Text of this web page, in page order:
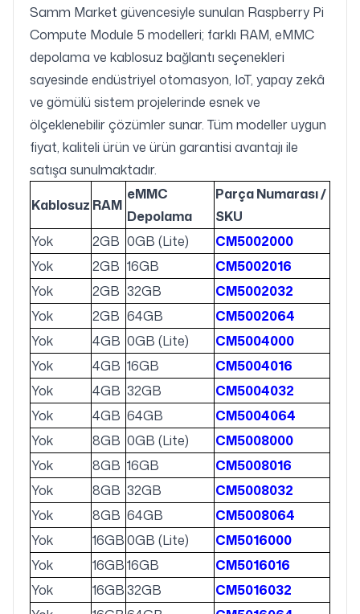
Samm Market güvencesiyle sunulan Raspberry Pi
Compute Module 5 modelleri; farklı RAM, eMMC
depolama ve kablosuz bağlantı seçenekleri
sayesinde endüstriyel otomasyon, IoT, yapay zekâ
ve gömülü sistem projelerinde esnek ve
ölçeklenebilir çözümler sunar. Tüm modeller uygun
fiyat, kaliteli ürün ve ürün garantisi avantajı ile
satışa sunulmaktadır.
Kablosuz RAM
eMMC
Depolama
Parça Numarası /
SKU
Yok
2GB 0GB (Lite)
CM5002000
Yok
2GB 16GB
CM5002016
Yok
2GB 32GB
CM5002032
Yok
2GB 64GB
CM5002064
Yok
4GB 0GB (Lite)
CM5004000
Yok
4GB 16GB
CM5004016
Yok
4GB 32GB
CM5004032
Yok
4GB 64GB
CM5004064
Yok
8GB 0GB (Lite)
CM5008000
Yok
8GB 16GB
CM5008016
Yok
8GB 32GB
CM5008032
Yok
8GB 64GB
CM5008064
Yok
16GB0GB (Lite)
CM5016000
Yok
16GB16GB
CM5016016
Yok
16GB32GB
CM5016032